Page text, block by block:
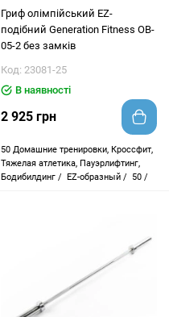
Гриф олімпійський EZ-
подібний Generation Fitness OB-
05-2 без замків
Код: 23081-25
В наявності
2 925 грн
50 Домашние тренировки, Кроссфит,
Тяжелая атлетика, Пауэрлифтинг,
Бодибилдинг / EZ-образный / 50 /